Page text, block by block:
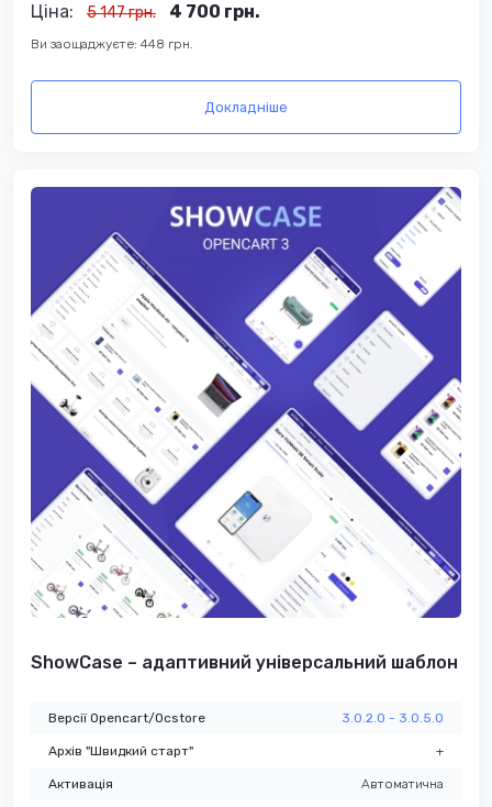
Ціна: 5 147 грн. 4 700 грн.
Ви заощаджуєте: 448 грн.
Докладніше
ShowCase – адаптивний універсальний шаблон
Версії Opencart/Ocstore 3.0.2.0 - 3.0.5.0
Архів "Швидкий старт" +
Активація Автоматична